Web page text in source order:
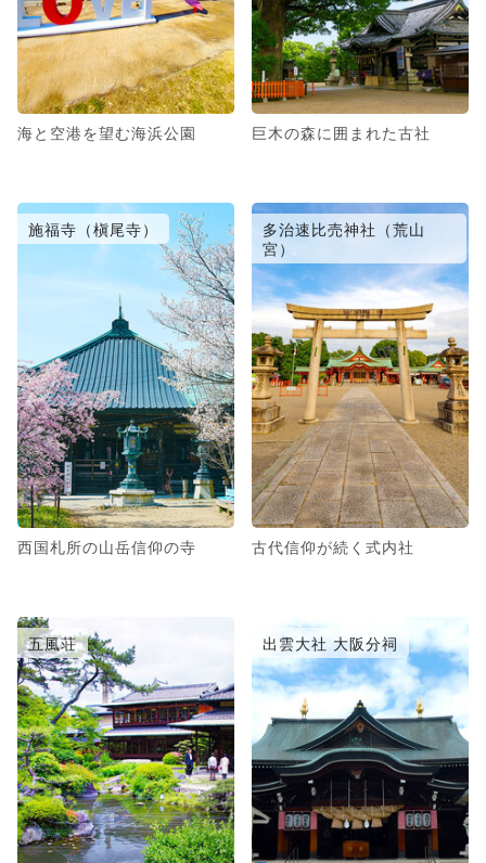
海と空港を望む海浜公園 巨木の森に囲まれた古社
施福寺（槇尾寺）
西国札所の山岳信仰の寺
多治速比売神社（荒山
宮）
古代信仰が続く式内社
五風荘 出雲大社 大阪分祠